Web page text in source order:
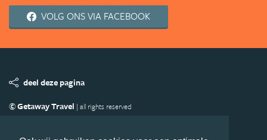
VOLG ONS VIA FACEBOOK
deel deze pagina
© Getaway Travel | all rights reserved